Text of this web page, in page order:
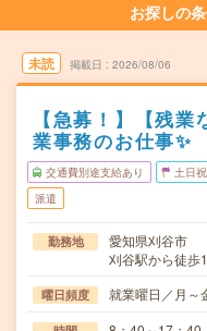
お探しの
未読 掲載日 2026/08/06
【急募！】【残
業事務のお仕事✨
交通費別途支給あり 土日
派遣
勤務地
愛知県刈谷市
刈谷駅から徒歩
曜日頻度 就業曜日／月～